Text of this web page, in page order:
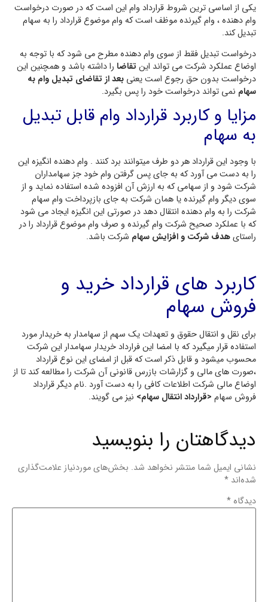
یکی از اساسی ترین شروط قرارداد وام این است که در صورت درخواست
وام دهنده ، وام گیرنده موظف است که وام موضوع قرارداد را به سهام
تبدیل کند.
درخواست تبدیل فقط از سوی وام دهنده مطرح می شود که با توجه به
اوضاع عملکرد شرکت می تواند این تقاضا را داشته باشد و همچنین این
درخواست بدون حق رجوع است یعنی بعد از تقاضای تبدیل وام به
سهام نمی تواند درخواست خود را پس بگیرد.
مزایا و کاربرد قرارداد وام قابل تبدیل
به سهام
با وجود این قرارداد هر دو طرف میتوانند برد کنند . وام دهنده انگیزه این
را به دست می آورد که به جای پس گرفتن وام خود جز سهامداران
شرکت شود و از سهامی که به ارزش آن افزوده شده استفاده نماید و از
سوی دیگر وام گیرنده یا همان شرکت به جای بازپرداخت وام سهام
شرکت را به وام دهنده انتقال دهد در صورتی این انگیزه ایجاد می شود
که با عملکرد صحیح شرکت وام گیرنده و صرف وام موضوع قرارداد را در
راستایهدف شرکت و افزایش سهام شرکت باشد.
کاربرد های قرارداد خرید و
فروش سهام
برای نقل و انتقال حقوق و تعهدات یک سهم از سهامدار به خریدار مورد
استفاده قرار میگیرد که با امضا این فرارداد خریدار سهامدار این شرکت
محسوب میشود و قابل ذکر است که قبل از امضای این نوع قرارداد
،صورت های مالی و گزارشات بازرس قانونی آن شرکت را مطالعه کند تا از
اوضاع مالی شرکت اطلاعات کافی را به دست آورد .نام دیگر قرارداد
فروش سهام <قرارداد انتقال سهام> نیز می گویند.
دیدگاهتان را بنویسید
نشانی ایمیل شما منتشر نخواهد شد. بخش‌های موردنیاز علامت‌گذاری
شده‌اند *
دیدگاه *